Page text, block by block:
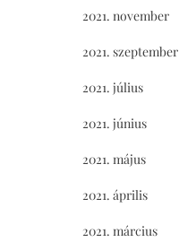
2021. november
2021. szeptember
2021. július
2021. június
2021. május
2021. április
2021. március